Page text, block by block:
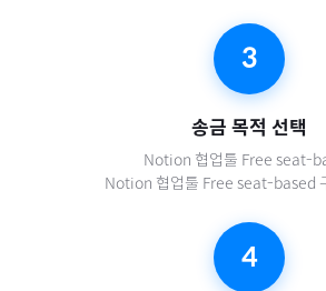
3
송금 목적 선택
Notion 협업툴 Free seat-
Notion 협업툴 Free seat-based
4